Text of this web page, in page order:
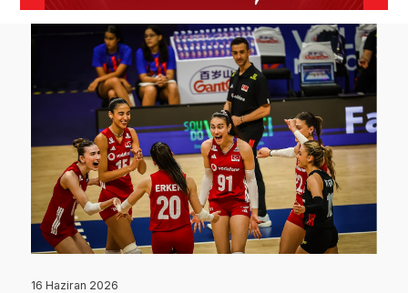
16 Haziran 2026